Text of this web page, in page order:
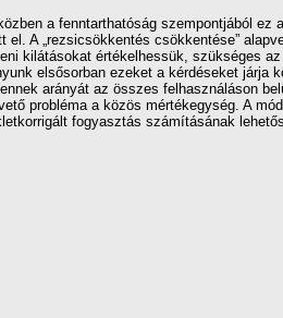
a fenntarthatóság szempontjából ez
A „rezsicsökkentés csökkentése”
kilátásokat értékelhessük, szükséges
elsősorban ezeket a kérdéseket járja
arányát az összes felhasználáson
probléma a közös mértékegység. A
fogyasztás számításának